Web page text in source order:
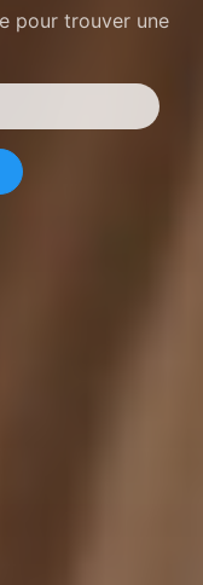
pour trouver une